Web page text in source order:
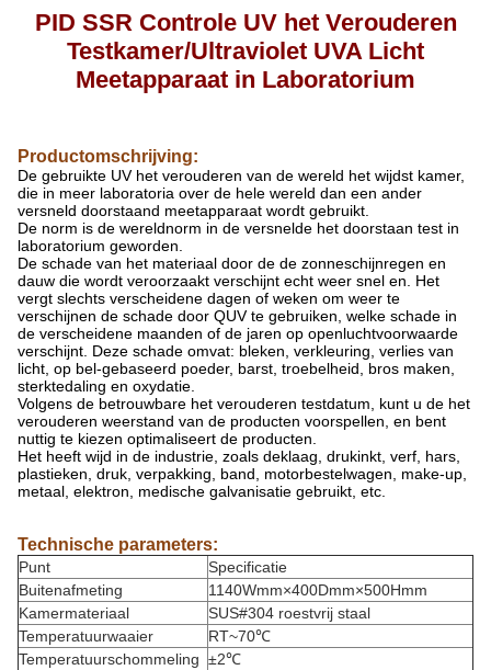
PID SSR Controle UV het Verouderen
Testkamer/Ultraviolet UVA Licht
Meetapparaat in Laboratorium
Productomschrijving:
De gebruikte UV het verouderen van de wereld het wijdst kamer,
die in meer laboratoria over de hele wereld dan een ander
versneld doorstaand meetapparaat wordt gebruikt.
De norm is de wereldnorm in de versnelde het doorstaan test in
laboratorium geworden.
De schade van het materiaal door de de zonneschijnregen en
dauw die wordt veroorzaakt verschijnt echt weer snel en. Het
vergt slechts verscheidene dagen of weken om weer te
verschijnen de schade door QUV te gebruiken, welke schade in
de verscheidene maanden of de jaren op openluchtvoorwaarde
verschijnt. Deze schade omvat: bleken, verkleuring, verlies van
licht, op bel-gebaseerd poeder, barst, troebelheid, bros maken,
sterktedaling en oxydatie.
Volgens de betrouwbare het verouderen testdatum, kunt u de het
verouderen weerstand van de producten voorspellen, en bent
nuttig te kiezen optimaliseert de producten.
Het heeft wijd in de industrie, zoals deklaag, drukinkt, verf, hars,
plastieken, druk, verpakking, band, motorbestelwagen, make-up,
metaal, elektron, medische galvanisatie gebruikt, etc.
Technische parameters:
Punt
Specificatie
Buitenafmeting
1140Wmm×400Dmm×500Hmm
Kamermateriaal
SUS#304 roestvrij staal
Temperatuurwaaier
RT~70℃
Temperatuurschommeling ±2℃